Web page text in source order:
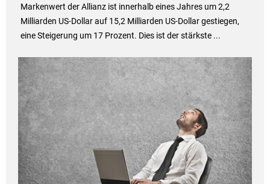
Markenwert der Allianz ist innerhalb eines Jahres um 2,2
Milliarden US-Dollar auf 15,2 Milliarden US-Dollar gestiegen,
eine Steigerung um 17 Prozent. Dies ist der stärkste ...